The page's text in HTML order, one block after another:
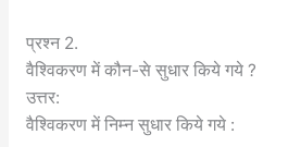
प्रश्न 2.
वैश्विकरण में कौन-से सुधार किये गये ?
उत्तर:
वैश्विकरण में निम्न सुधार किये गये :